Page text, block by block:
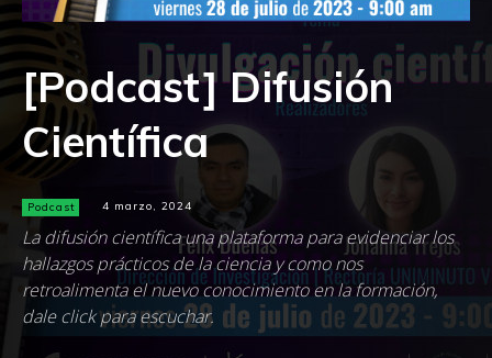
[Podcast] Difusión
Científica
Podcast 4 marzo, 2024
La difusión científica una plataforma para evidenciar los
hallazgos prácticos de la ciencia y como nos
retroalimenta el nuevo conocimiento en la formación,
dale click para escuchar.